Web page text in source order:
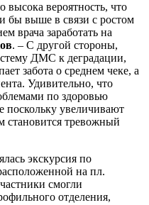
высока вероятность, что
бы выше в связи с ростом
врача заработать на
. – С другой стороны,
ДМС к деградации,
забота о среднем чеке, а
Удивительно, что
по здоровью
поскольку увеличивают
становится тревожный
экскурсия по
на пл.
смогли
отделения,